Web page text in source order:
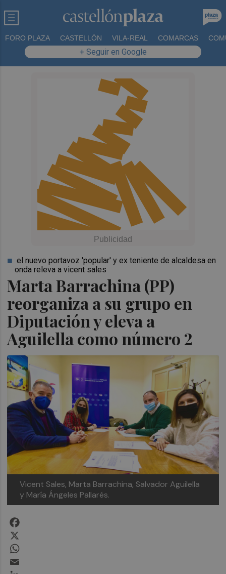
FORO PLAZA CASTELLÓN VILA-REAL COMARCAS
+ Seguir en Google
Marta Barrachina (PP)
reorganiza a su grupo en
Diputación y eleva a
Aguilella como número 2
el nuevo portavoz 'popular' y ex teniente de alcaldesa en
onda releva a vicent sales
Vicent Sales, Marta Barrachina, Salvador Aguilella
y María Ángeles Pallarés.